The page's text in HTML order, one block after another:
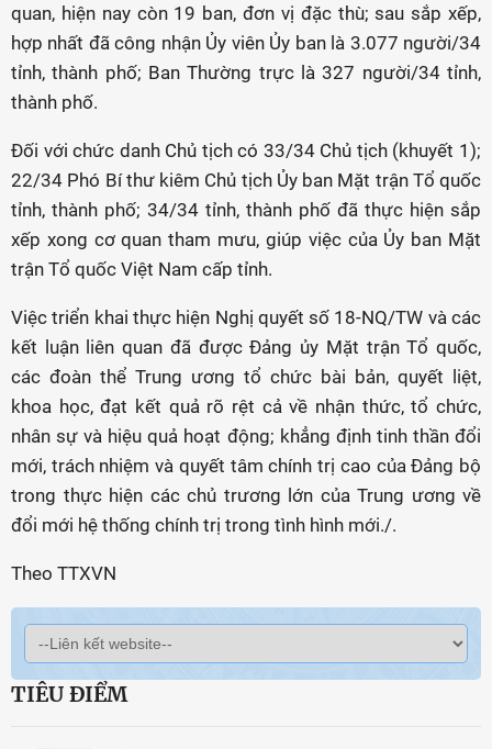
quan, hiện nay còn 19 ban, đơn vị đặc thù; sau sắp xếp,
hợp nhất đã công nhận Ủy viên Ủy ban là 3.077 người/34
tỉnh, thành phố; Ban Thường trực là 327 người/34 tỉnh,
thành phố.
Đối với chức danh Chủ tịch có 33/34 Chủ tịch (khuyết 1);
22/34 Phó Bí thư kiêm Chủ tịch Ủy ban Mặt trận Tổ quốc
tỉnh, thành phố; 34/34 tỉnh, thành phố đã thực hiện sắp
xếp xong cơ quan tham mưu, giúp việc của Ủy ban Mặt
trận Tổ quốc Việt Nam cấp tỉnh.
Việc triển khai thực hiện Nghị quyết số 18-NQ/TW và các
kết luận liên quan đã được Đảng ủy Mặt trận Tổ quốc,
các đoàn thể Trung ương tổ chức bài bản, quyết liệt,
khoa học, đạt kết quả rõ rệt cả về nhận thức, tổ chức,
nhân sự và hiệu quả hoạt động; khẳng định tinh thần đổi
mới, trách nhiệm và quyết tâm chính trị cao của Đảng bộ
trong thực hiện các chủ trương lớn của Trung ương về
đổi mới hệ thống chính trị trong tình hình mới./.
Theo TTXVN
TIÊU ĐIỂM